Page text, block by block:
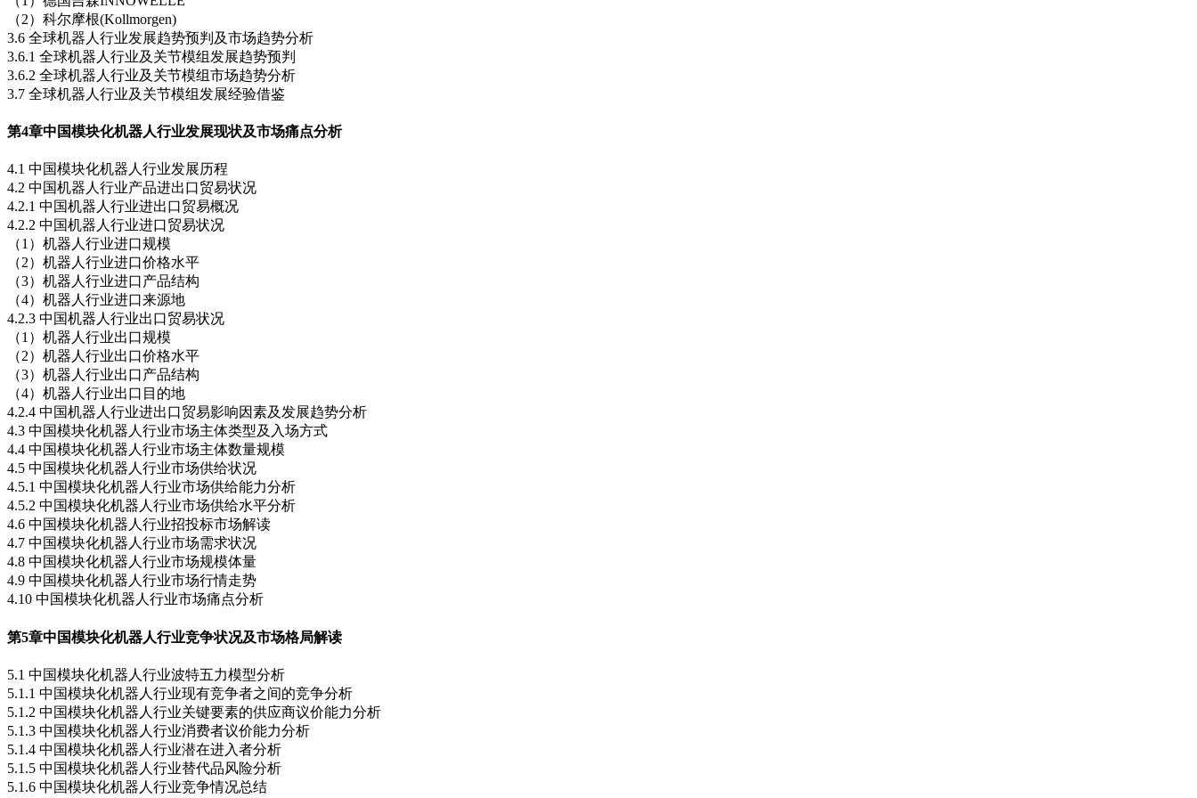
（2）科尔摩根(Kollmorgen)
3.6 全球机器人行业发展趋势预判及市场趋势分析
3.6.1 全球机器人行业及关节模组发展趋势预判
3.6.2 全球机器人行业及关节模组市场趋势分析
3.7 全球机器人行业及关节模组发展经验借鉴
第4章中国模块化机器人行业发展现状及市场痛点分析
4.1 中国模块化机器人行业发展历程
4.2 中国机器人行业产品进出口贸易状况
4.2.1 中国机器人行业进出口贸易概况
4.2.2 中国机器人行业进口贸易状况
（1）机器人行业进口规模
（2）机器人行业进口价格水平
（3）机器人行业进口产品结构
（4）机器人行业进口来源地
4.2.3 中国机器人行业出口贸易状况
（1）机器人行业出口规模
（2）机器人行业出口价格水平
（3）机器人行业出口产品结构
（4）机器人行业出口目的地
4.2.4 中国机器人行业进出口贸易影响因素及发展趋势分析
4.3 中国模块化机器人行业市场主体类型及入场方式
4.4 中国模块化机器人行业市场主体数量规模
4.5 中国模块化机器人行业市场供给状况
4.5.1 中国模块化机器人行业市场供给能力分析
4.5.2 中国模块化机器人行业市场供给水平分析
4.6 中国模块化机器人行业招投标市场解读
4.7 中国模块化机器人行业市场需求状况
4.8 中国模块化机器人行业市场规模体量
4.9 中国模块化机器人行业市场行情走势
4.10 中国模块化机器人行业市场痛点分析
第5章中国模块化机器人行业竞争状况及市场格局解读
5.1 中国模块化机器人行业波特五力模型分析
5.1.1 中国模块化机器人行业现有竞争者之间的竞争分析
5.1.2 中国模块化机器人行业关键要素的供应商议价能力分析
5.1.3 中国模块化机器人行业消费者议价能力分析
5.1.4 中国模块化机器人行业潜在进入者分析
5.1.5 中国模块化机器人行业替代品风险分析
5.1.6 中国模块化机器人行业竞争情况总结